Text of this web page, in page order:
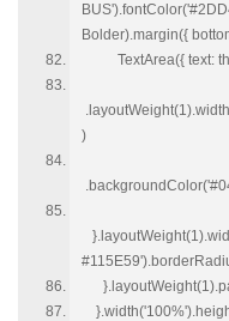
Bolder).margin({
TextArea({ text:
)